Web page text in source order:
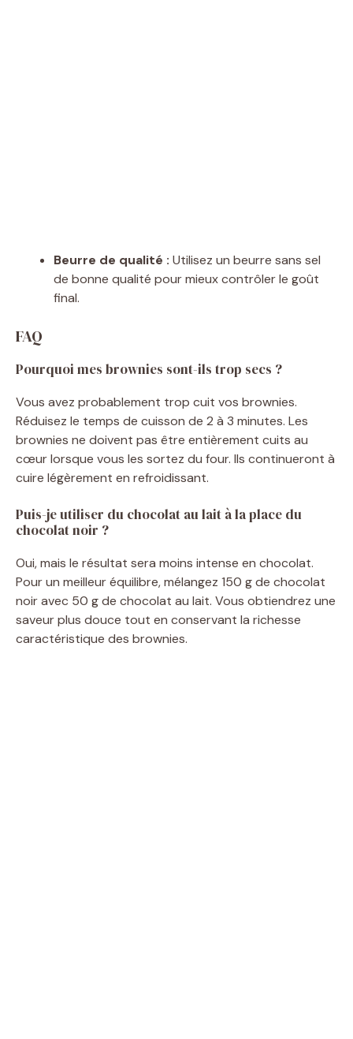
Beurre de qualité : Utilisez un beurre sans sel
de bonne qualité pour mieux contrôler le goût
final.
FAQ
Pourquoi mes brownies sont-ils trop secs ?
Vous avez probablement trop cuit vos brownies.
Réduisez le temps de cuisson de 2 à 3 minutes. Les
brownies ne doivent pas être entièrement cuits au
cœur lorsque vous les sortez du four. Ils continueront à
cuire légèrement en refroidissant.
Puis-je utiliser du chocolat au lait à la place du
chocolat noir ?
Oui, mais le résultat sera moins intense en chocolat.
Pour un meilleur équilibre, mélangez 150 g de chocolat
noir avec 50 g de chocolat au lait. Vous obtiendrez une
saveur plus douce tout en conservant la richesse
caractéristique des brownies.